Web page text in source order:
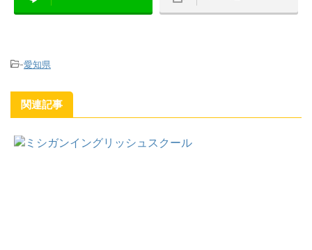
-愛知県
関連記事